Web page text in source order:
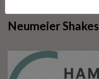
Neumeier